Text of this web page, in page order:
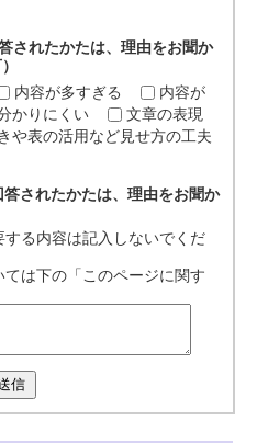
されたかたは、理由をお聞か
内容が多すぎる
内容が
かりにくい
文章の表現
や表の活用など見せ方の工夫
されたかたは、理由をお聞か
る内容は記入しないでくだ
は下の「このページに関す
信